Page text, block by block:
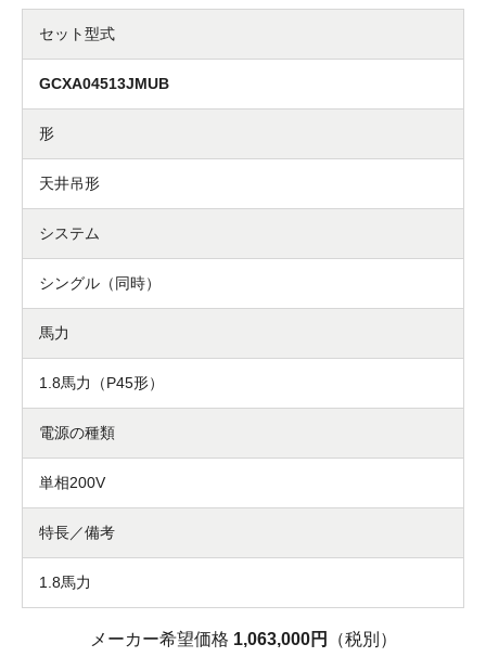
セット型式
GCXA04513JMUB
形
天井吊形
システム
シングル（同時）
馬力
1.8馬力（P45形）
電源の種類
単相200V
特長／備考
1.8馬力
メーカー希望価格 1,063,000円 （税別）